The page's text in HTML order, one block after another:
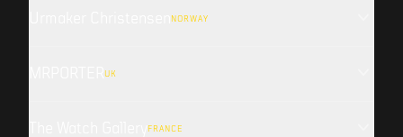
NORWAY
UK
FRANCE